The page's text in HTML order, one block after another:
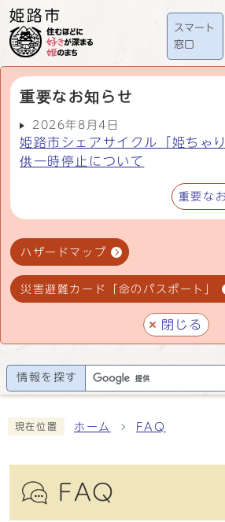
スマート
窓口
重要なお知らせ
2026年8月4日
姫路市シェアサイクル「姫ちゃ
供一時停止について
重要な
ハザードマップ
災害避難カード「命のパスポート」
閉じる
情報を探す
現在位置 ホーム FAQ
FAQ